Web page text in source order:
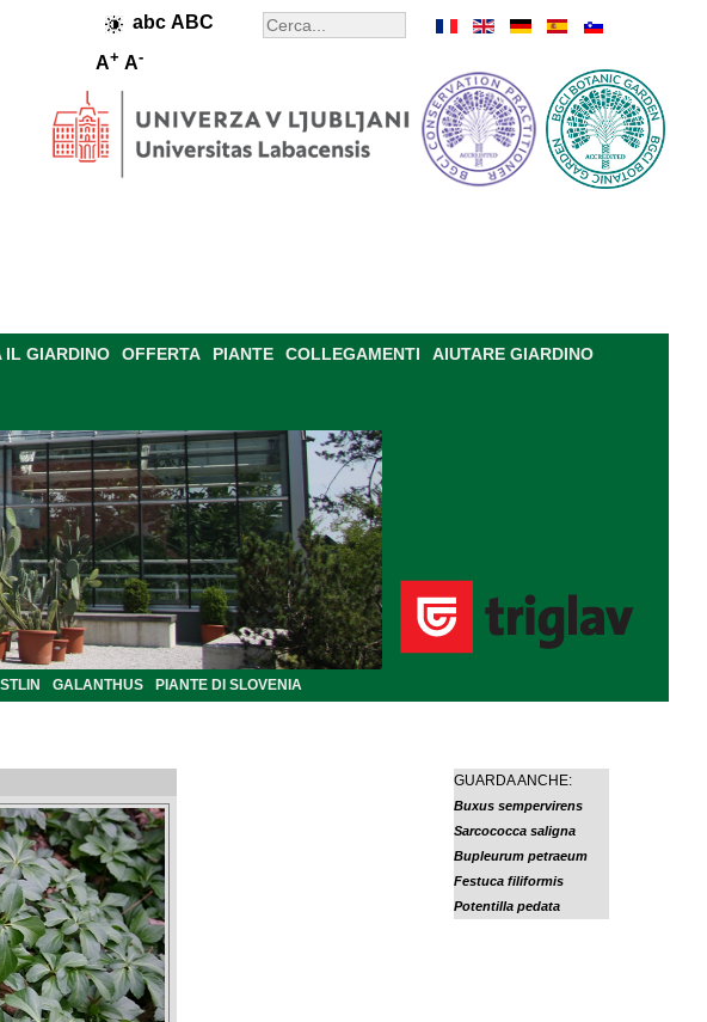
abc ABC
A+ A-
IL GIARDINO OFFERTA PIANTE COLLEGAMENTI
AIUTARE GIARDINO
GALANTHUS PIANTE DI SLOVENIA
GUARDA ANCHE:
Buxus sempervirens
Sarcococca saligna
Bupleurum petraeum
Festuca filiformis
Potentilla pedata